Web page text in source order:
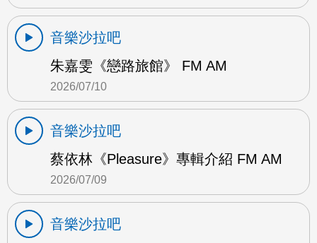
音樂沙拉吧
朱嘉雯《戀路旅館》 FM AM
2026/07/10
音樂沙拉吧
蔡依林《Pleasure》專輯介紹 FM AM
2026/07/09
音樂沙拉吧